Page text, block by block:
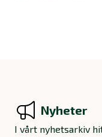
Nyheter
I vårt nyhetsarkiv